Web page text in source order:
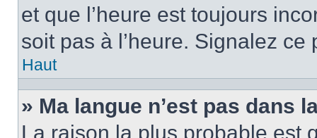
et que l’heure est toujours
soit pas à l’heure. Signalez
Haut
» Ma langue n’est pas dans
La raison la plus probable est